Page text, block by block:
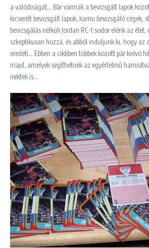
a valódiságát… Bár vannak a bevizsgált lapok
kicserélt bevizsgált lapok, kamu bevizsgáló cégek,
bevizsgálás nélküli Jordan RC-t sodor elénk az
szkeptikusan hozzá, és abból induljunk ki, hogy az
eredeti… Ebben a cikkben többek között pár kirívó
majd, amelyek segíthetnek az egyértelmű
nektek is…